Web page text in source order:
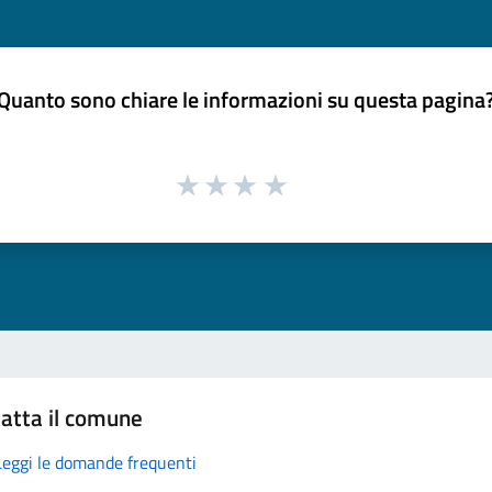
sono chiare le informazioni su questa
il comune
le domande frequenti